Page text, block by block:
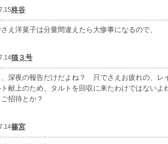
柊谷
え洋菓子は分量間違えたら大惨事になるので、
猫３号
、深夜の報告だけだよね？ 只でさえお疲れの、レ
献上のため、タルトを回収に来たわけではない
招待とか？
篠宮